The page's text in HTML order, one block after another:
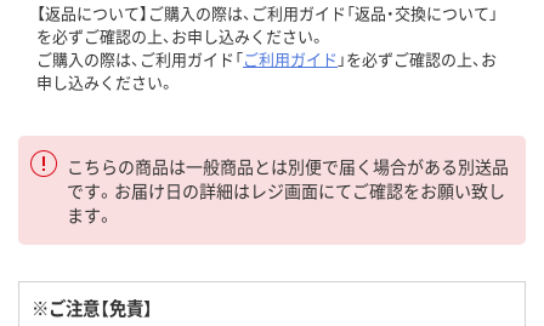
【返品について】ご購入の際は、ご利用ガイド「返品・交換について」
を必ずご確認の上、お申し込みください。
ご購入の際は、ご利用ガイド「ご利用ガイド 」を必ずご確認の上、お
申し込みください。
こちらの商品は一般商品とは別便で届く場合がある別送品
です。お届け日の詳細はレジ画面にてご確認をお願い致し
ます。
※ご注意【免責】